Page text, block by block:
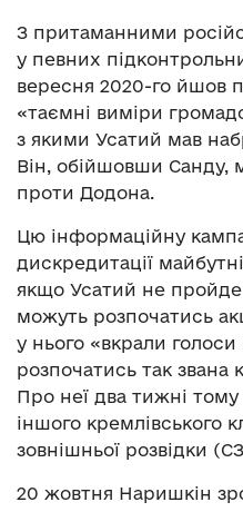
З притаманними
у певних
вересня 2020-го йшов
«таємні виміри
з якими Усатий мав
Він, обійшовши Санду,
проти Додона.
Цю інформаційну
дискредитації
якщо Усатий не пройде
можуть розпочатись
у нього «вкрали
розпочатись так звана
Про неї два тижні
іншого кремлівського
зовнішньої розвідки
20 жовтня Наришкін